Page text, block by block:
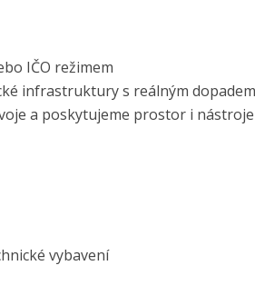
IČO režimem
infrastruktury s reálným
a poskytujeme prostor i
vybavení